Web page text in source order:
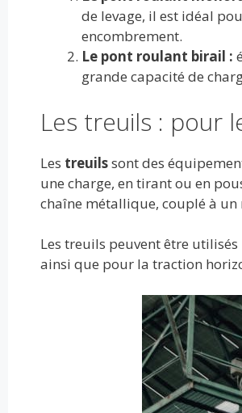
de levage, il est idéal
encombrement.
Le pont roulant birail :
grande capacité de
Les treuils : pour
Les treuilssont des
une charge, en tirant ou en
chaîne métallique, couplé à
Les treuils peuvent être
ainsi que pour la traction